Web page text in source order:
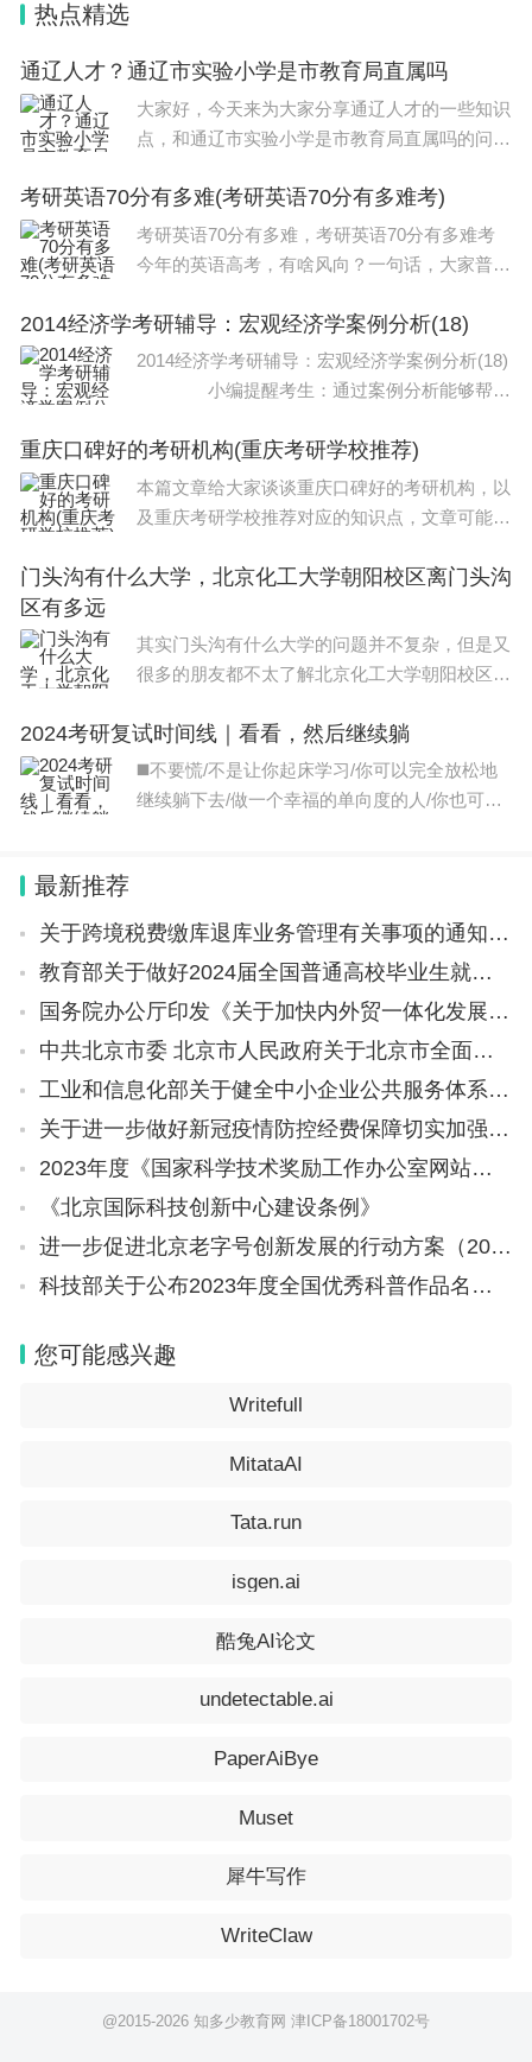
热点精选
通辽人才？通辽市实验小学是市教育局直属吗
大家好，今天来为大家分享通辽人才的一些知识
点，和通辽市实验小学是市教育局直属吗的问题
太清楚的话可以看看本篇文章，相信很大概率可
以解决您的问题，接下来我们就一起来看看吧
考研英语70分有多难(考研英语70分有多难考)
考研英语70分有多难，考研英语70分有多难考
今年的英语高考，有啥风向？一句话，大家普遍
要拿到135+的高分，难度相当高。倒不是难在
考的偏，而是难在出题方向上。举个例子，大家
2014经济学考研辅导：宏观经济学案例分析(18)
2014经济学考研辅导：宏观经济学案例分析(18)
小编提醒考生：通过案例分析能够帮助
家在备考宏观经济学的相关知识，最好多看一些
现实案例，通过案例分析来巩固知识。下
重庆口碑好的考研机构(重庆考研学校推荐)
本篇文章给大家谈谈重庆口碑好的考研机构，以
及重庆考研学校推荐对应的知识点，文章可能有
识，最重要的是希望对各位有所帮助，可以解决
门头沟有什么大学，北京化工大学朝阳校区离门头沟
区有多远
其实门头沟有什么大学的问题并不复杂，但是又
很多的朋友都不太了解北京化工大学朝阳校区离
分享门头沟有什么大学的一些知识，希望可以帮
助到大家，下面我们一起来看看这个问题
2024考研复试时间线｜看看，然后继续躺
◼️不要慌/不是让你起床学习/你可以完全放松地
继续躺下去/做一个幸福的单向度的人/你也可以
最新推荐
关于跨境税费缴库退库业务管理有关事项的通知（银发〔2024〕4号）
教育部关于做好2024届全国普通高校毕业生就业创业工作的通知（​教就业〔2023〕4号）
国务院办公厅印发《关于加快内外贸一体化发展的若干措施》的通知
中共北京市委 北京市人民政府关于北京市全面优化营商环境打造“北京服务”的意见
工业和信息化部关于健全中小企业公共服务体系的指导意见（工信部企业〔2023〕213号）
关于进一步做好新冠疫情防控经费保障切实加强防控经费管理的通知（财办〔2023〕5号）
2023年度《国家科学技术奖励工作办公室网站工作年度报表》
《北京国际科技创新中心建设条例》
进一步促进北京老字号创新发展的行动方案（2023-2025年）
科技部关于公布2023年度全国优秀科普作品名单的通知
您可能感兴趣
Writefull
MitataAI
Tata.run
isgen.ai
酷兔AI论文
undetectable.ai
PaperAiBye
Muset
犀牛写作
WriteClaw
@2015-2026 知多少教育网 津ICP备18001702号